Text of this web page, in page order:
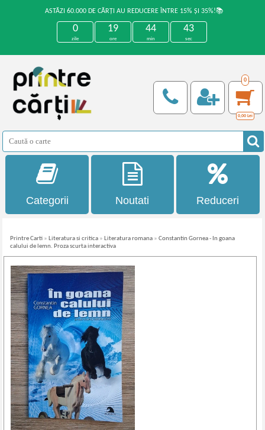
ASTĂZI 60.000 DE CĂRȚI AU REDUCERE ÎNTRE 15% ȘI 35%!📚
0
zile
19
ore
44
min
43
sec
0
0,00 Lei
Categorii Noutati Reduceri
Printre Carti » Literatura si critica » Literatura romana »Constantin Gornea - In goana
calului de lemn. Proza scurta interactiva